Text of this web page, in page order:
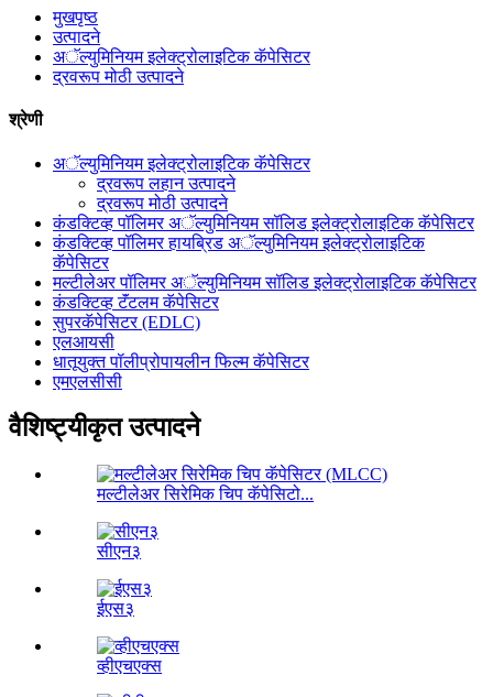
मुखपृष्ठ
उत्पादने
अॅल्युमिनियम इलेक्ट्रोलाइटिक कॅपेसिटर
द्रवरूप मोठी उत्पादने
श्रेणी
अॅल्युमिनियम इलेक्ट्रोलाइटिक कॅपेसिटर
द्रवरूप लहान उत्पादने
द्रवरूप मोठी उत्पादने
कंडक्टिव्ह पॉलिमर अॅल्युमिनियम सॉलिड इलेक्ट्रोलाइटिक कॅपेसिटर
कंडक्टिव्ह पॉलिमर हायब्रिड अॅल्युमिनियम इलेक्ट्रोलाइटिक
कॅपेसिटर
मल्टीलेअर पॉलिमर अॅल्युमिनियम सॉलिड इलेक्ट्रोलाइटिक कॅपेसिटर
कंडक्टिव्ह टॅंटलम कॅपेसिटर
सुपरकॅपेसिटर (EDLC)
एलआयसी
धातूयुक्त पॉलीप्रोपायलीन फिल्म कॅपेसिटर
एमएलसीसी
वैशिष्ट्यीकृत उत्पादने
मल्टीलेअर सिरेमिक चिप कॅपेसिटो...
सीएन३
ईएस३
व्हीएचएक्स